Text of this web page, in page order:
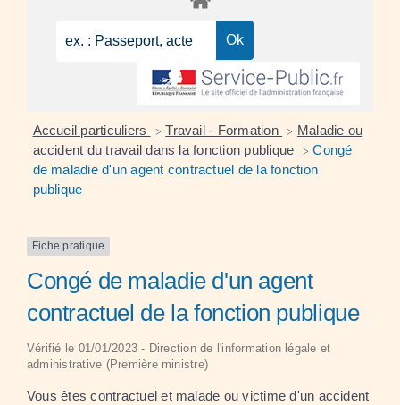
Accueil particuliers > Travail - Formation > Maladie ou
accident du travail dans la fonction publique
> Congé
de maladie d'un agent contractuel de la fonction
publique
Fiche pratique
Congé de maladie d'un agent
contractuel de la fonction publique
Vérifié le 01/01/2023 - Direction de l'information légale et
administrative (Première ministre)
Vous êtes contractuel et malade ou victime d'un accident